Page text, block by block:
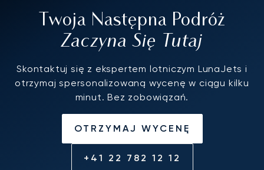
Twoja Następna Podróż
Zaczyna Się Tutaj
Skontaktuj się z ekspertem lotniczym LunaJets i
otrzymaj spersonalizowaną wycenę w ciągu kilku
minut. Bez zobowiązań.
OTRZYMAJ WYCENĘ
+41 22 782 12 12